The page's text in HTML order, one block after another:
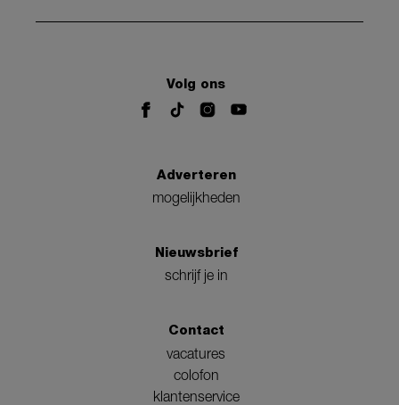
Volg ons
Adverteren
mogelijkheden
Nieuwsbrief
schrijf je in
Contact
vacatures
colofon
klantenservice